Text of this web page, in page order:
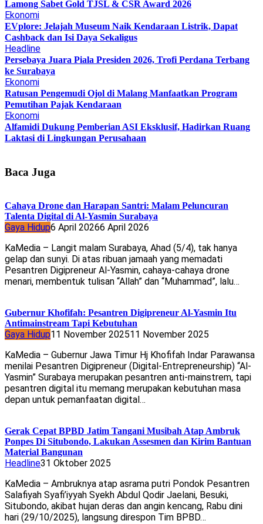
Lamong Sabet Gold TJSL & CSR Award 2026
Ekonomi
EVplore: Jelajah Museum Naik Kendaraan Listrik, Dapat
Cashback dan Isi Daya Sekaligus
Headline
Persebaya Juara Piala Presiden 2026, Trofi Perdana Terbang
ke Surabaya
Ekonomi
Ratusan Pengemudi Ojol di Malang Manfaatkan Program
Pemutihan Pajak Kendaraan
Ekonomi
Alfamidi Dukung Pemberian ASI Eksklusif, Hadirkan Ruang
Laktasi di Lingkungan Perusahaan
Baca Juga
Cahaya Drone dan Harapan Santri: Malam Peluncuran
Talenta Digital di Al-Yasmin Surabaya
Gaya Hidup6 April 20266 April 2026
KaMedia – Langit malam Surabaya, Ahad (5/4), tak hanya
gelap dan sunyi. Di atas ribuan jamaah yang memadati
Pesantren Digipreneur Al-Yasmin, cahaya-cahaya drone
menari, membentuk tulisan “Allah” dan “Muhammad”, lalu…
Gubernur Khofifah: Pesantren Digipreneur Al-Yasmin Itu
Antimainstream Tapi Kebutuhan
Gaya Hidup11 November 202511 November 2025
KaMedia – Gubernur Jawa Timur Hj Khofifah Indar Parawansa
menilai Pesantren Digipreneur (Digital-Entrepreneurship) “Al-
Yasmin” Surabaya merupakan pesantren anti-mainstrem, tapi
pesantren digital itu memang merupakan kebutuhan masa
depan untuk pemanfaatan digital…
Gerak Cepat BPBD Jatim Tangani Musibah Atap Ambruk
Ponpes Di Situbondo, Lakukan Assesmen dan Kirim Bantuan
Material Bangunan
Headline31 Oktober 2025
KaMedia – Ambruknya atap asrama putri Pondok Pesantren
Salafiyah Syafi’iyyah Syekh Abdul Qodir Jaelani, Besuki,
Situbondo, akibat hujan deras dan angin kencang, Rabu dini
hari (29/10/2025), langsung direspon Tim BPBD…